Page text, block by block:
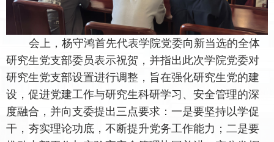
会上，杨守鸿首先代表学院党委向新当选的全体
研究生党支部委员表示祝贺，并指出此次学院党委对
研究生党支部设置进行调整，旨在强化研究生党的建
设，促进党建工作与研究生科研学习、安全管理的深
度融合，并向支委提出三点要求：一是要坚持以学促
干，夯实理论功底，不断提升党务工作能力；二是要